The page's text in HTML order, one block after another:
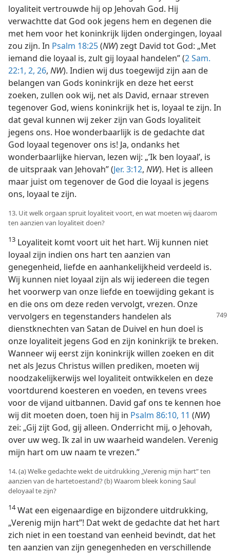
loyaliteit vertrouwde hij op Jehovah God. Hij
verwachtte dat God ook jegens hem en degenen die
met hem voor het koninkrijk lijden ondergingen, loyaal
zou zijn. In Psalm 18:25(NW) zegt David tot God: „Met
iemand die loyaal is, zult gij loyaal handelen” (2 Sam.
22:1, 2, 26, NW). Indien wij dus toegewijd zijn aan de
belangen van Gods koninkrijk en deze het eerst
zoeken, zullen ook wij, net als David, ernaar streven
tegenover God, wiens koninkrijk het is, loyaal te zijn. In
dat geval kunnen wij zeker zijn van Gods loyaliteit
jegens ons. Hoe wonderbaarlijk is de gedachte dat
God loyaal tegenover ons is! Ja, ondanks het
wonderbaarlijke hiervan, lezen wij: „’Ik ben loyaal’, is
de uitspraak van Jehovah” (Jer. 3:12, NW). Het is alleen
maar juist om tegenover de God die loyaal is jegens
ons, loyaal te zijn.
13. Uit welk orgaan spruit loyaliteit voort, en wat moeten wij daarom
ten aanzien van loyaliteit doen?
13 Loyaliteit komt voort uit het hart. Wij kunnen niet
loyaal zijn indien ons hart ten aanzien van
genegenheid, liefde en aanhankelijkheid verdeeld is.
Wij kunnen niet loyaal zijn als wij iedereen die tegen
het voorwerp van onze liefde en toewijding gekant is
en die ons om deze reden vervolgt, vrezen. Onze
vervolgers en tegenstanders handelen als
dienstknechten van Satan de Duivel en hun doel is
onze loyaliteit jegens God en zijn koninkrijk te breken.
Wanneer wij eerst zijn koninkrijk willen zoeken en dit
net als Jezus Christus willen prediken, moeten wij
noodzakelijkerwijs wel loyaliteit ontwikkelen en deze
voortdurend koesteren en voeden, en tevens vrees
voor de vijand uitbannen. David gaf ons te kennen hoe
wij dit moeten doen, toen hij in Psalm 86:10, 11 (NW)
zei: „Gij zijt God, gij alleen. Onderricht mij, o Jehovah,
over uw weg. Ik zal in uw waarheid wandelen. Verenig
mijn hart om uw naam te vrezen.”
14. (a) Welke gedachte wekt de uitdrukking „Verenig mijn hart” ten
aanzien van de hartetoestand? (b) Waarom bleek koning Saul
deloyaal te zijn?
14Wat een eigenaardige en bijzondere uitdrukking,
„Verenig mijn hart”! Dat wekt de gedachte dat het hart
zich niet in een toestand van eenheid bevindt, dat het
ten aanzien van zijn genegenheden en verschillende